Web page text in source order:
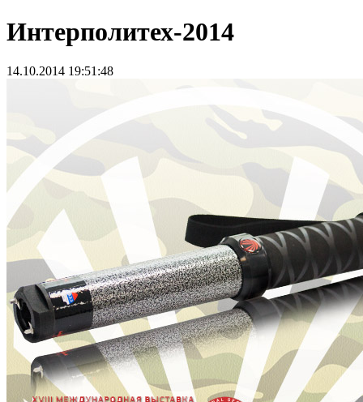
Интерполитех-2014
14.10.2014 19:51:48